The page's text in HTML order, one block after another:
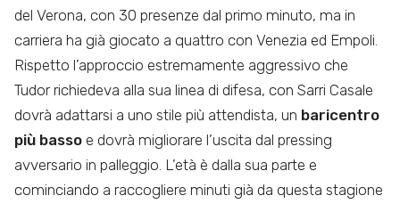
del Verona, con 30 presenze dal primo minuto, ma in
carriera ha già giocato a quattro con Venezia ed Empoli.
Rispetto l’approccio estremamente aggressivo che
Tudor richiedeva alla sua linea di difesa, con Sarri Casale
dovrà adattarsi a uno stile più attendista, un baricentro
più basso e dovrà migliorare l’uscita dal pressing
avversario in palleggio. L’età è dalla sua parte e
cominciando a raccogliere minuti già da questa stagione